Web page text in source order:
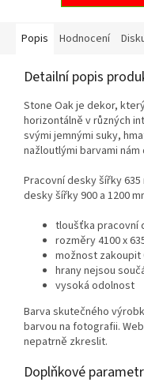
Popis Hodnocení
Detailní popis
Stone Oak je dekor,
horizontálně v různých
svými jemnými suky,
nažloutlými barvami
Pracovní desky šířky
desky šířky 900 a 1200
tloušťka pracovní
rozměry 4100 x
možnost zakoupit
hrany nejsou
vysoká odolnost
Barva skutečného
barvou na fotografii.
nepatrně zkreslit.
Doplňkové